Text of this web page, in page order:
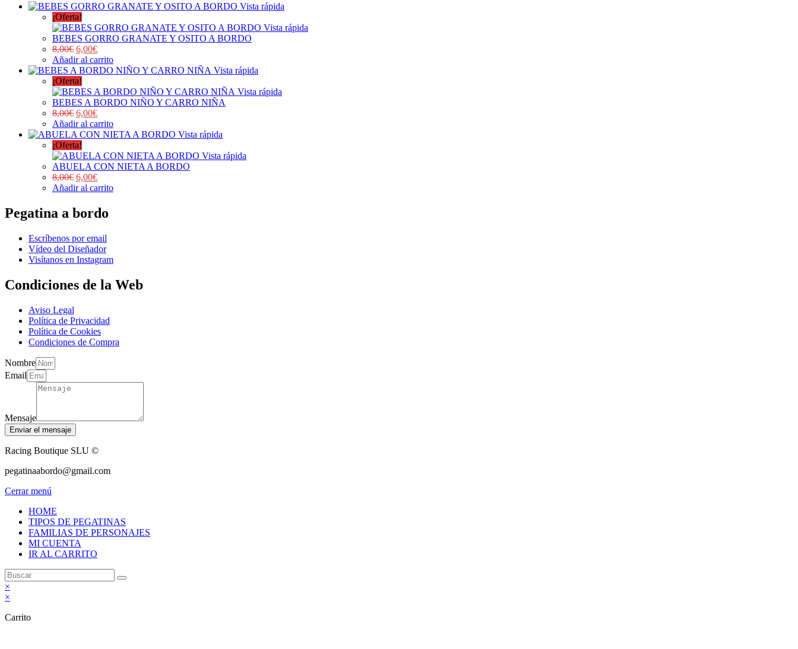
Vista rápida
¡Oferta!
Vista rápida
BEBES GORRO GRANATE Y OSITO A BORDO
8,00€ 6,00€
Añadir al carrito
Vista rápida
¡Oferta!
Vista rápida
BEBES A BORDO NIÑO Y CARRO NIÑA
8,00€ 6,00€
Añadir al carrito
Vista rápida
¡Oferta!
Vista rápida
ABUELA CON NIETA A BORDO
8,00€ 6,00€
Añadir al carrito
Pegatina a bordo
Escríbenos por email
Vídeo del Diseñador
Visítanos en Instagram
Condiciones de la Web
Aviso Legal
Política de Privacidad
Política de Cookies
Condiciones de Compra
Nombre
Email
Mensaje
Enviar el mensaje
Racing Boutique SLU ©
pegatinaabordo@gmail.com
Cerrar menú
HOME
TIPOS DE PEGATINAS
FAMILIAS DE PERSONAJES
MI CUENTA
IR AL CARRITO
×
×
Carrito